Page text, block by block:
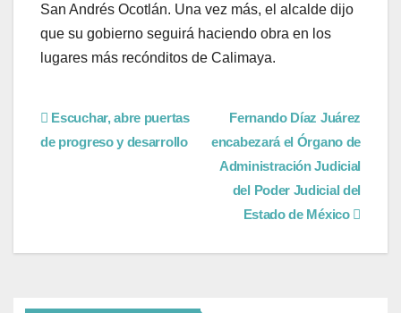
San Andrés Ocotlán. Una vez más, el alcalde dijo
que su gobierno seguirá haciendo obra en los
lugares más recónditos de Calimaya.
Fernando Díaz Juárez
encabezará el Órgano de
Administración Judicial
del Poder Judicial del
Estado de México
Escuchar, abre puertas
de progreso y desarrollo